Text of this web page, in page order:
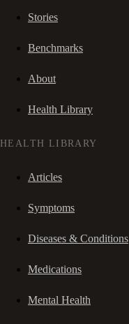
Stories
Benchmarks
About
Health Library
HEALTH LIBRARY
Articles
Symptoms
Diseases & Conditions
Medications
Mental Health